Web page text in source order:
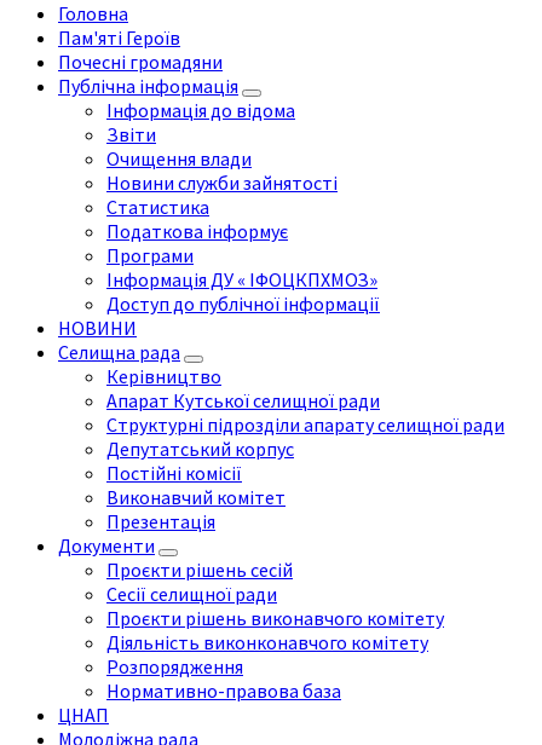
Головна
Пам'яті Героїв
Почесні громадяни
Публічна інформація
Інформація до відома
Звіти
Очищення влади
Новини служби зайнятості
Статистика
Податкова інформує
Програми
Інформація ДУ « ІФОЦКПХМОЗ»
Доступ до публічної інформації
НОВИНИ
Селищна рада
Керівництво
Апарат Кутської селищної ради
Структурні підрозділи апарату селищної ради
Депутатський корпус
Постійні комісії
Виконавчий комітет
Презентація
Документи
Проєкти рішень сесій
Сесії селищної ради
Проєкти рішень виконавчого комітету
Діяльність виконконавчого комітету
Розпорядження
Нормативно-правова база
ЦНАП
Молодіжна рада